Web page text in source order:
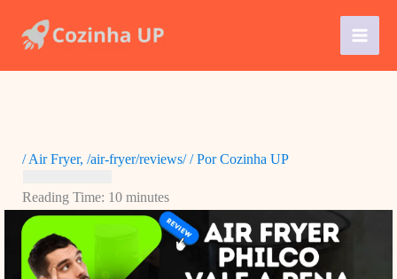
para
/Air Fryer, /air-fryer/reviews// PorCozinha UP
Reading Time: 10 minutes